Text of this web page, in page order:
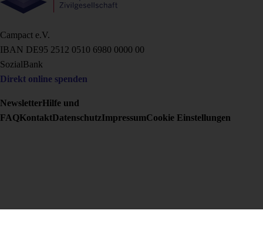
Campact e.V.
IBAN DE95 2‍5‍1‍2 0‍5‍1‍0 6‍9‍8‍0 0‍0‍0‍0 0‍0
SozialBank
Direkt online spenden
NewsletterHilfe und
FAQKontaktDatenschutzImpressumCookie Einstellungen